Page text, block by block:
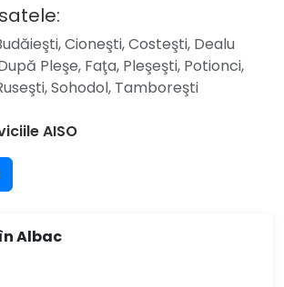
Cioneşti, Costeşti, Dealu
Pleşe, Faţa, Pleşeşti, Potionci,
Sohodol, Tamboreşti
AISO
Albac